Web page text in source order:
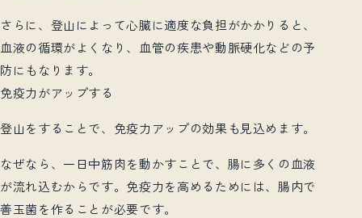
さらに、登山によって心臓に適度な負担がかかりると、
血液の循環がよくなり、血管の疾患や動脈硬化などの予
防にもなります。
免疫力がアップする
登山をすることで、免疫力アップの効果も見込めます。
なぜなら、一日中筋肉を動かすことで、腸に多くの血液
が流れ込むからです。免疫力を高めるためには、腸内で
善玉菌を作ることが必要です。